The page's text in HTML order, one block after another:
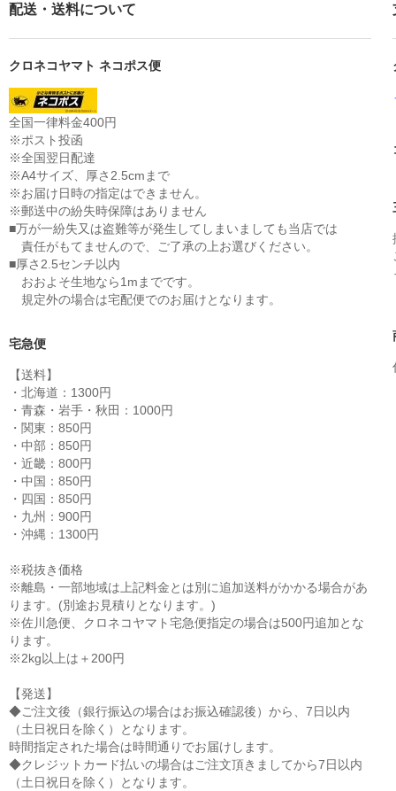
配送・送料について
クロネコヤマト ネコポス便
全国一律料金400円
※ポスト投函
※全国翌日配達
※A4サイズ、厚さ2.5cmまで
※お届け日時の指定はできません。
※郵送中の紛失時保障はありません
■万が一紛失又は盗難等が発生してしまいましても当店では
責任がもてませんので、ご了承の上お選びください。
■厚さ2.5センチ以内
おおよそ生地なら1mまでです。
規定外の場合は宅配便でのお届けとなります。
宅急便
【送料】
・北海道：1300円
・青森・岩手・秋田：1000円
・関東：850円
・中部：850円
・近畿：800円
・中国：850円
・四国：850円
・九州：900円
・沖縄：1300円
※税抜き価格
※離島・一部地域は上記料金とは別に追加送料がかかる場合があ
ります。(別途お見積りとなります。)
※佐川急便、クロネコヤマト宅急便指定の場合は500円追加とな
ります。
※2kg以上は＋200円
【発送】
◆ご注文後（銀行振込の場合はお振込確認後）から、7日以内
（土日祝日を除く）となります。
時間指定された場合は時間通りでお届けします。
◆クレジットカード払いの場合はご注文頂きましてから7日以内
（土日祝日を除く）となります。